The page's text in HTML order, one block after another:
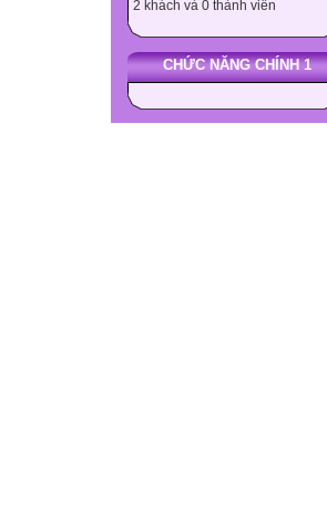
2 khách và 0 thành viên
CHỨC NĂNG CHÍNH 1